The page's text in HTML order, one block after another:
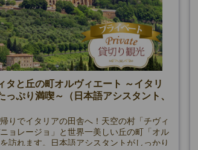
タと丘の町オルヴィエート ～イタリ
っぷり満喫～（日本語アシスタント、
りでイタリアの田舎へ！天空の村「チヴィ
ョレージョ」と世界一美しい丘の町「オル
訪れます。日本語アシスタントがしっかり